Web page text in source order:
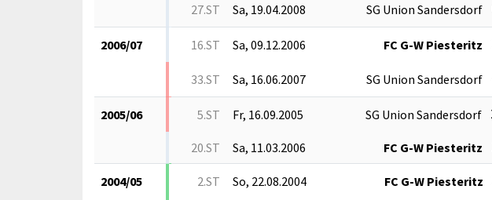
27.ST Sa, 19.04.2008 SG Union Sandersdorf
2006/07 16.ST Sa, 09.12.2006 FC G-W Piesteritz
33.ST Sa, 16.06.2007 SG Union Sandersdorf
2005/06 5.ST Fr, 16.09.2005 SG Union Sandersdorf
20.ST Sa, 11.03.2006 FC G-W Piesteritz
2004/05 2.ST So, 22.08.2004 FC G-W Piesteritz